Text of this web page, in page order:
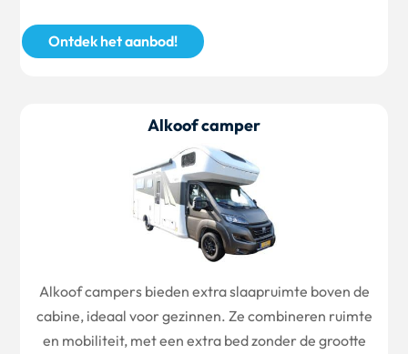
Ontdek het aanbod!
Alkoof camper
Alkoof campers bieden extra slaapruimte boven de
cabine, ideaal voor gezinnen. Ze combineren ruimte
en mobiliteit, met een extra bed zonder de grootte